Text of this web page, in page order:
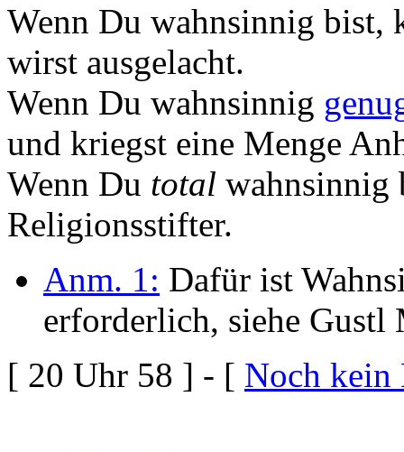
Wenn Du wahnsinnig bist,
wirst ausgelacht.
Wenn Du wahnsinnig
und kriegst eine Menge
Wenn Du total wahnsinnig
Religionsstifter.
Anm. 1: Dafür ist
erforderlich, siehe Gustl
[ 20 Uhr 58 ] - [ Noch kein